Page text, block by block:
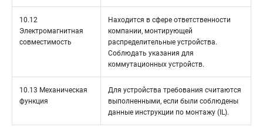
10.12
Электромагнитная
совместимость
Находится в сфере ответственности
компании, монтирующей
распределительные устройства.
Соблюдать указания для
коммутационных устройств.
10.13 Механическая
функция
Для устройства требования считаются
выполненными, если были соблюдены
данные инструкции по монтажу (IL).